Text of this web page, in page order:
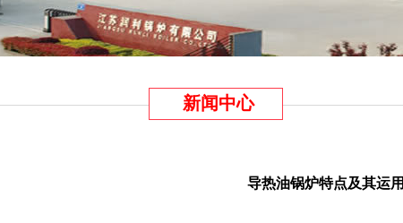
新闻中心
导热油锅炉特点及其运用